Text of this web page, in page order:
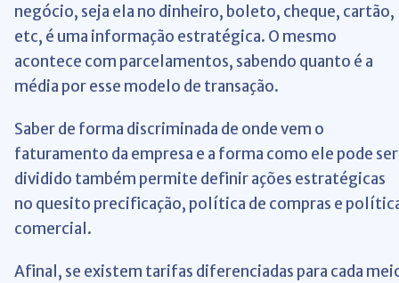
negócio, seja ela no dinheiro, boleto, cheque, cartão,
etc, é uma informação estratégica. O mesmo
acontece com parcelamentos, sabendo quanto é a
média por esse modelo de transação.
Saber de forma discriminada de onde vem o
faturamento da empresa e a forma como ele pode ser
dividido também permite definir ações estratégicas
no quesito precificação, política de compras e
comercial.
Afinal, se existem tarifas diferenciadas para cada